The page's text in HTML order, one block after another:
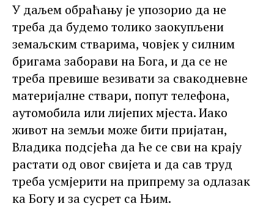
У даљем обраћању је упозорио да не
треба да будемо толико заокупљени
земаљским стварима, човјек у силним
бригама заборави на Бога, и да се не
треба превише везивати за свакодневне
материјалне ствари, попут телефона,
аутомобила или лијепих мјеста. Иако
живот на земљи може бити пријатан,
Владика подсјећа да ће се сви на крају
растати од овог свијета и да сав труд
треба усмјерити на припрему за одлазак
ка Богу и за сусрет са Њим.